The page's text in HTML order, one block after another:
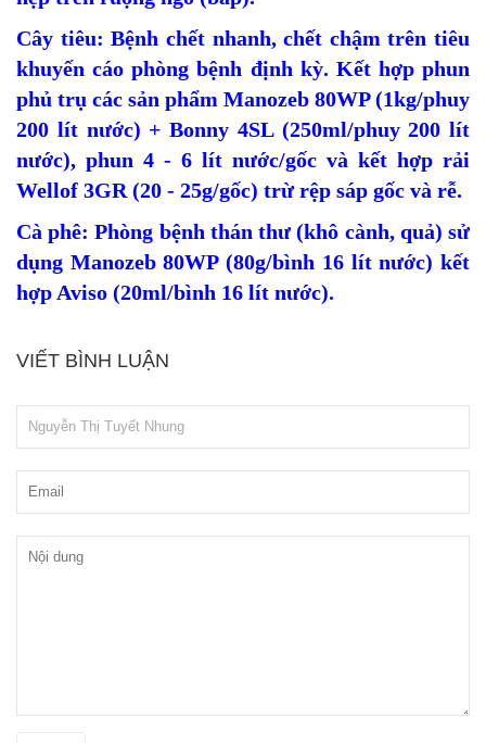
Cây tiêu: Bệnh chết nhanh, chết chậm trên tiêu
khuyến cáo phòng bệnh định kỳ. Kết hợp phun
phủ trụ các sản phẩm Manozeb 80WP (1kg/phuy
200 lít nước) + Bonny 4SL (250ml/phuy 200 lít
nước), phun 4 - 6 lít nước/gốc và kết hợp rải
Wellof 3GR (20 - 25g/gốc) trừ rệp sáp gốc và rễ.
Cà phê: Phòng bệnh thán thư (khô cành, quả) sử
dụng Manozeb 80WP (80g/bình 16 lít nước) kết
hợp Aviso (20ml/bình 16 lít nước).
VIẾT BÌNH LUẬN